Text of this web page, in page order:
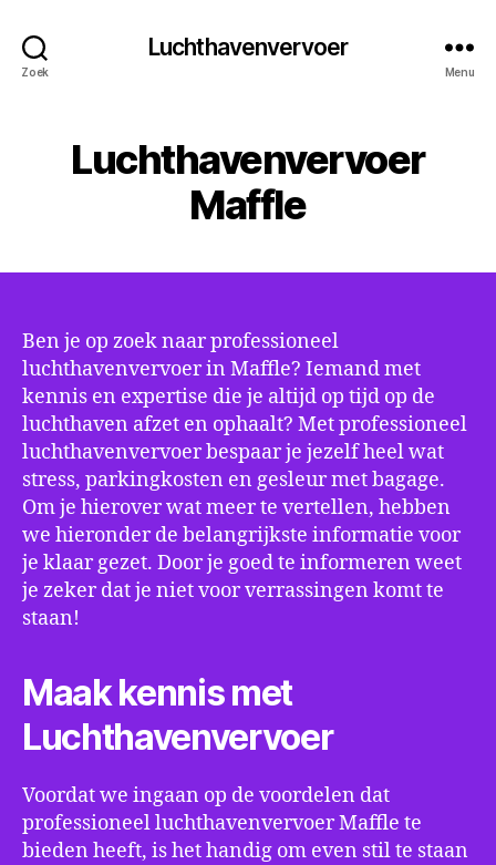
Zoek
Luchthavenvervoer
Menu
Luchthavenvervoer
Maffle
Ben je op zoek naar professioneel
luchthavenvervoer in Maffle? Iemand met
kennis en expertise die je altijd op tijd op de
luchthaven afzet en ophaalt? Met professioneel
luchthavenvervoer bespaar je jezelf heel wat
stress, parkingkosten en gesleur met bagage.
Om je hierover wat meer te vertellen, hebben
we hieronder de belangrijkste informatie voor
je klaar gezet. Door je goed te informeren weet
je zeker dat je niet voor verrassingen komt te
staan!
Maak kennis met
Luchthavenvervoer
Voordat we ingaan op de voordelen dat
professioneel luchthavenvervoer Maffle te
bieden heeft, is het handig om even stil te staan